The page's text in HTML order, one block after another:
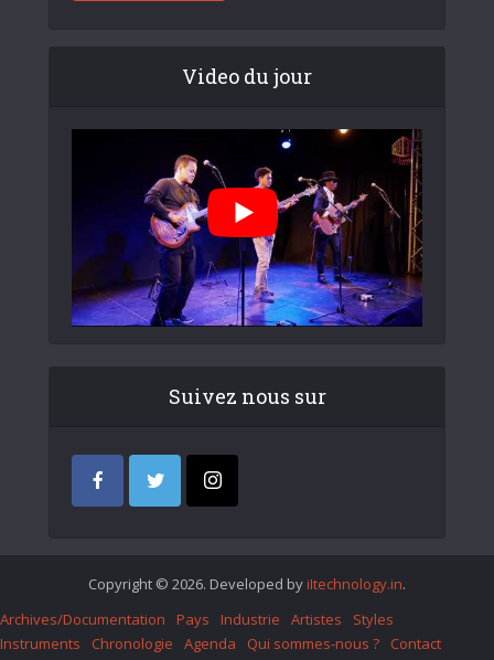
Video du jour
Suivez nous sur
Copyright © 2026. Developed by iItechnology.in.
Archives/Documentation
Pays Industrie Artistes
Styles
Instruments
Chronologie Agenda Qui sommes-nous ? Contact